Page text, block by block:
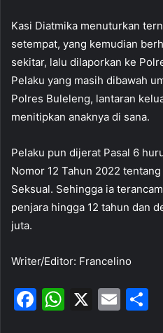
Kasi Diatmika menuturkan
setempat, yang kemudian
sekitar, lalu dilaporkan ke
Pelaku yang masih dibawah
Polres Buleleng, lantaran
menitipkan anaknya di sana.
Pelaku pun dijerat Pasal 6
Nomor 12 Tahun 2022
Seksual. Sehingga ia
penjara hingga 12 tahun dan
juta.
Writer/Editor: Francelino
F
W X
E